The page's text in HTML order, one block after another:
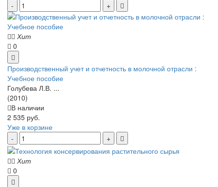
Хит
0
Производственный учет и отчетность в молочной отрасли :
Учебное пособие
Голубева Л.В. ...
(2010)
В наличии
2 535 руб.
Уже в корзине
Хит
0